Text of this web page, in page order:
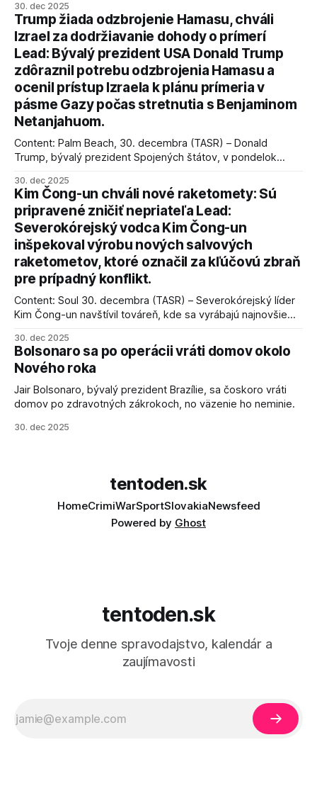
30. dec 2025
Trump žiada odzbrojenie Hamasu, chváli
Izrael za dodržiavanie dohody o prímerí
Lead: Bývalý prezident USA Donald Trump
zdôraznil potrebu odzbrojenia Hamasu a
ocenil prístup Izraela k plánu prímeria v
pásme Gazy počas stretnutia s Benjaminom
Netanjahuom.
Content: Palm Beach, 30. decembra (TASR) – Donald
Trump, bývalý prezident Spojených štátov, v pondelok
kľúčové pre úspešné dosiahnutie prímeria v Gaze. Agentúra
AFP informuje, že Trump vyjadril presvedčenie, že Izrael plní
podmienky dohody o prí
30. dec 2025
Kim Čong-un chváli nové raketomety: Sú
pripravené zničiť nepriateľa Lead:
Severokórejský vodca Kim Čong-un
inšpekoval výrobu nových salvových
raketometov, ktoré označil za kľúčovú zbraň
pre prípadný konflikt.
Content: Soul 30. decembra (TASR) – Severokórejský líder
Kim Čong-un navštívil továreň, kde sa vyrábajú najnovšie
schopnosti. Informovali o tom štátne médiá KĽDR, na ktoré
sa odvoláva agentúra AFP.
30. dec 2025
Bolsonaro sa po operácii vráti domov okolo
Nového roka
Jair Bolsonaro, bývalý prezident Brazílie, sa čoskoro vráti
domov po zdravotných zákrokoch, no väzenie ho neminie.
30. dec 2025
tentoden.sk
HomeCrimiWarSportSlovakiaNewsfeed
Powered by Ghost
tentoden.sk
Tvoje denne spravodajstvo, kalendár a
zaujímavosti